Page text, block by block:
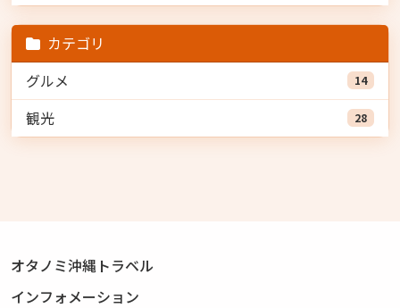
カテゴリ
グルメ
14
観光 28
オタノミ沖縄トラベル
インフォメーション